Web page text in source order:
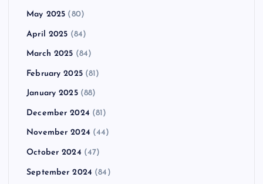
May 2025 (80)
April 2025 (84)
March 2025 (84)
February 2025(81)
January 2025(88)
December 2024 (81)
November 2024 (44)
October 2024 (47)
September 2024 (84)